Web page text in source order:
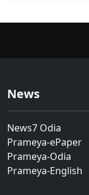
News
News7 Odia
Prameya-ePaper
Prameya-Odia
Prameya-English